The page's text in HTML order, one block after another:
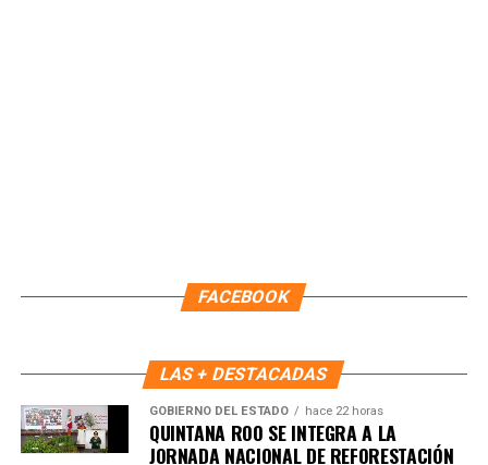
FACEBOOK
LAS + DESTACADAS
GOBIERNO DEL ESTADO hace 22 horas
QUINTANA ROO SE INTEGRA A LA
JORNADA NACIONAL DE REFORESTACIÓN